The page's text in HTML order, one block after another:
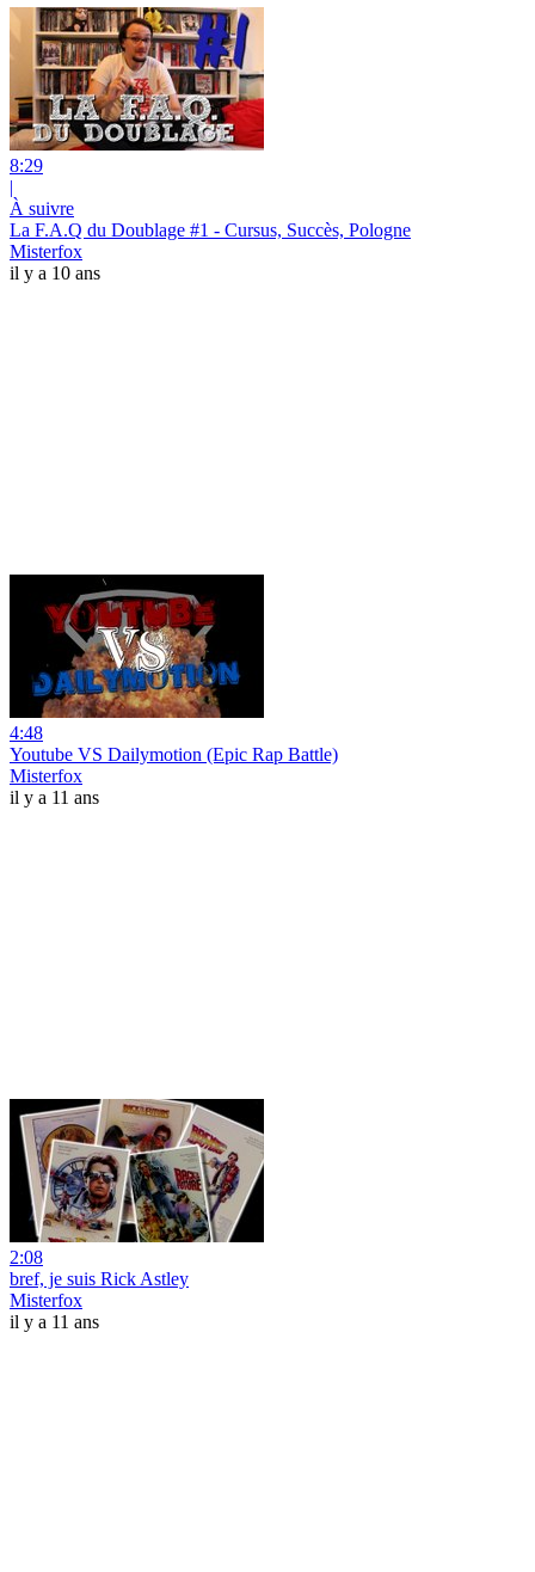
8:29
|
À suivre
La F.A.Q du Doublage #1 - Cursus, Succès, Pologne
Misterfox
il y a 10 ans
4:48
Youtube VS Dailymotion (Epic Rap Battle)
Misterfox
il y a 11 ans
2:08
bref, je suis Rick Astley
Misterfox
il y a 11 ans